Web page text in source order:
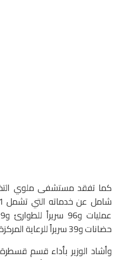
كما تفقد مستشفى ملوي
حضانات و39 سريراً للرعاية المركزة و58 سريراً داخلياً.
وأشاد الوزير بأداء قسم